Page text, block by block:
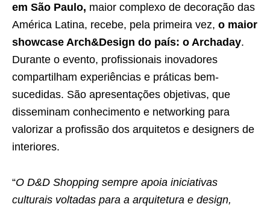
em São Paulo, maior complexo de decoração das
América Latina, recebe, pela primeira vez, o maior
showcase Arch&Design do país: o Archaday.
Durante o evento, profissionais inovadores
compartilham experiências e práticas bem-
sucedidas. São apresentações objetivas, que
disseminam conhecimento e networking para
valorizar a profissão dos arquitetos e designers de
interiores.
“O D&D Shopping sempre apoia iniciativas
culturais voltadas para a arquitetura e design,